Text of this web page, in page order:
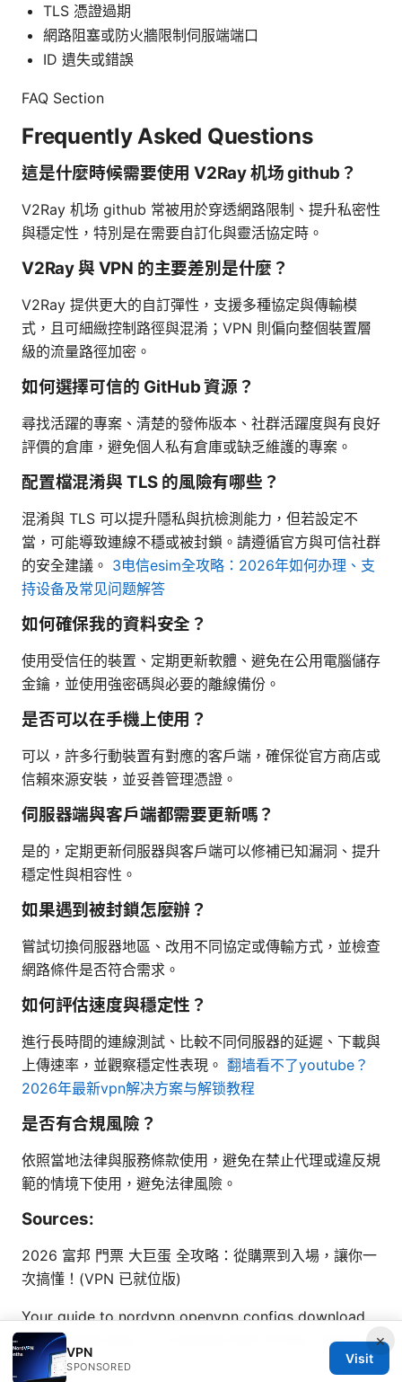
TLS 憑證過期
網路阻塞或防火牆限制伺服端端口
ID 遺失或錯誤
FAQ Section
Frequently Asked Questions
這是什麼時候需要使用 V2Ray 机场 github？
V2Ray 机场 github 常被用於穿透網路限制、提升私密性
與穩定性，特別是在需要自訂化與靈活協定時。
V2Ray 與 VPN 的主要差別是什麼？
V2Ray 提供更大的自訂彈性，支援多種協定與傳輸模
式，且可細緻控制路徑與混淆；VPN 則偏向整個裝置層
級的流量路徑加密。
如何選擇可信的 GitHub 資源？
尋找活躍的專案、清楚的發佈版本、社群活躍度與有良好
評價的倉庫，避免個人私有倉庫或缺乏維護的專案。
配置檔混淆與 TLS 的風險有哪些？
混淆與 TLS 可以提升隱私與抗檢測能力，但若設定不
當，可能導致連線不穩或被封鎖。請遵循官方與可信社群
的安全建議。 3电信esim全攻略：2026年如何办理、支
持设备及常见问题解答
如何確保我的資料安全？
使用受信任的裝置、定期更新軟體、避免在公用電腦儲存
金鑰，並使用強密碼與必要的離線備份。
是否可以在手機上使用？
可以，許多行動裝置有對應的客戶端，確保從官方商店或
信賴來源安裝，並妥善管理憑證。
伺服器端與客戶端都需要更新嗎？
是的，定期更新伺服器與客戶端可以修補已知漏洞、提升
穩定性與相容性。
如果遇到被封鎖怎麼辦？
嘗試切換伺服器地區、改用不同協定或傳輸方式，並檢查
網路條件是否符合需求。
如何評估速度與穩定性？
進行長時間的連線測試、比較不同伺服器的延遲、下載與
上傳速率，並觀察穩定性表現。 翻墙看不了youtube？
2026年最新vpn解决方案与解锁教程
是否有合規風險？
依照當地法律與服務條款使用，避免在禁止代理或違反規
範的情境下使用，避免法律風險。
Sources:
2026 富邦 門票 大巨蛋 全攻略：從購票到入場，讓你一
次搞懂！(VPN 已就位版)
Your guide to nordvpn openvpn configs download
setup made easy: A Complete SEO-Driven Tutorial
for 2026
×
VPN
SPONSORED
Visit